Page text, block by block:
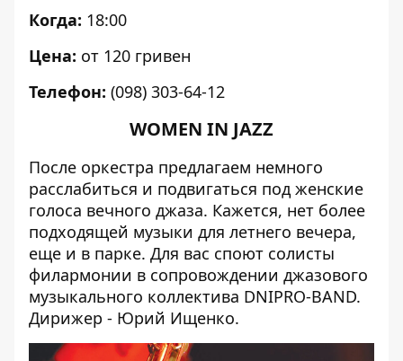
Когда: 18:00
Цена: от 120 гривен
Телефон: (098) 303-64-12
WOMEN IN JAZZ
После оркестра предлагаем немного
расслабиться и подвигаться под женские
голоса вечного джаза. Кажется, нет более
подходящей музыки для летнего вечера,
еще и в парке. Для вас споют солисты
филармонии в сопровождении джазового
музыкального коллектива DNIPRO-BAND.
Дирижер - Юрий Ищенко.